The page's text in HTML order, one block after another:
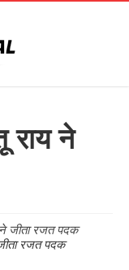
राय ने
रजत पदक